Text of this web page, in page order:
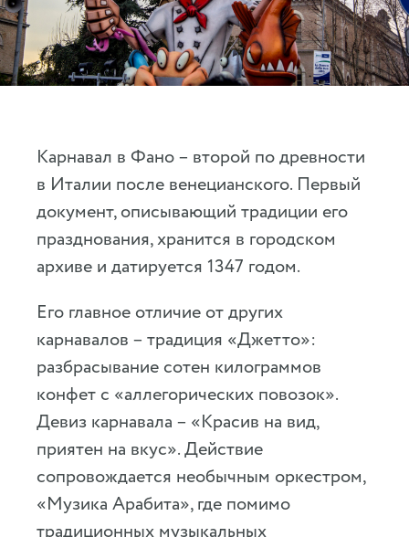
Карнавал в Фано – второй по древности
в Италии после венецианского. Первый
документ, описывающий традиции его
празднования, хранится в городском
архиве и датируется 1347 годом.
Его главное отличие от других
карнавалов – традиция «Джетто»:
разбрасывание сотен килограммов
конфет с «аллегорических повозок».
Девиз карнавала – «Красив на вид,
приятен на вкус». Действие
сопровождается необычным оркестром,
«Музика Арабита», где помимо
традиционных музыкальных